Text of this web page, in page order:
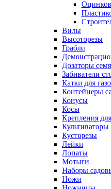
Вилы
Высоторезы
Грабли
Дозаторы
Забиватели
Катки для
Контейнеры
Конусы
Косы
Крепления
Культиваторы
Кусторезы
Лейки
Лопаты
Мотыги
Наборы
Ножи